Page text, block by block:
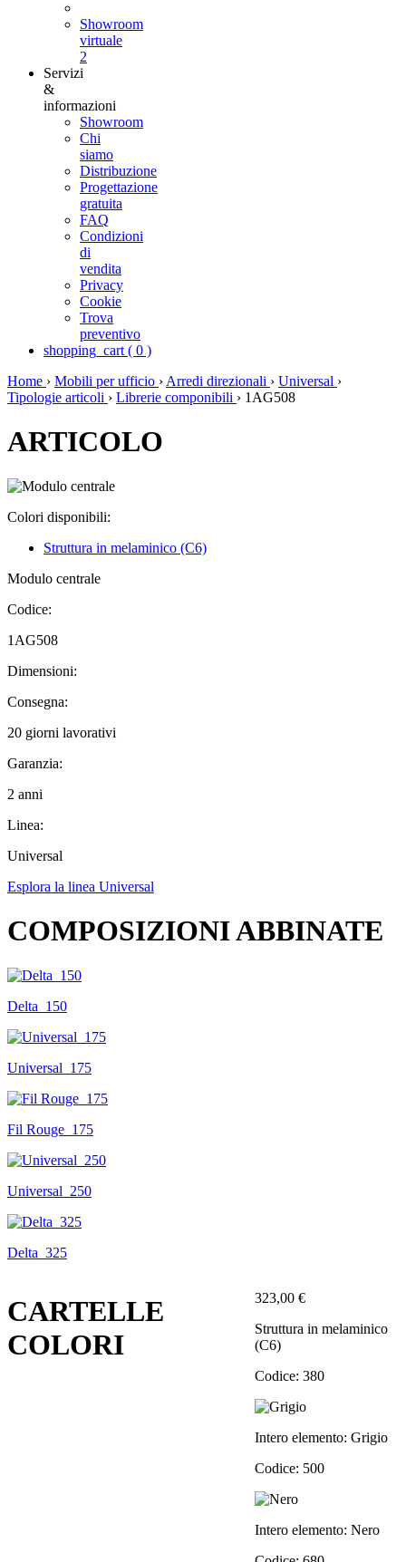
Showroom
virtuale
2
Servizi
&
informazioni
Showroom
Chi
siamo
Distribuzione
Progettazione
gratuita
FAQ
Condizioni
di
vendita
Privacy
Cookie
Trova
preventivo
shopping_cart ( 0 )
Home › Mobili per ufficio › Arredi direzionali › Universal ›
Tipologie articoli › Librerie componibili › 1AG508
ARTICOLO
Colori disponibili:
Struttura in melaminico (C6)
Modulo centrale
Codice:
1AG508
Dimensioni:
Consegna:
20 giorni lavorativi
Garanzia:
2 anni
Linea:
Universal
Esplora la linea Universal
COMPOSIZIONI ABBINATE
Delta_150
Universal_175
Fil Rouge_175
Universal_250
Delta_325
CARTELLE
COLORI
323,00 €
Struttura in melaminico
(C6)
Codice: 380
Intero elemento: Grigio
Codice: 500
Intero elemento: Nero